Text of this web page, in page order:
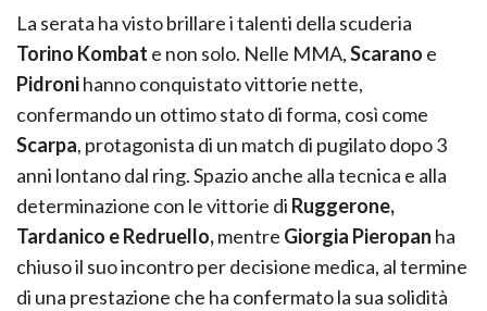
La serata ha visto brillare i talenti della scuderia
Torino Kombat e non solo. Nelle MMA,Scarano e
Pidronihanno conquistato vittorie nette,
confermando un ottimo stato di forma, così come
Scarpa, protagonista di un match di pugilato dopo 3
anni lontano dal ring. Spazio anche alla tecnica e alla
determinazione con le vittorie di Ruggerone,
Tardanico e Redruello,mentre Giorgia Pieropan ha
chiuso il suo incontro per decisione medica, al termine
di una prestazione che ha confermato la sua solidità